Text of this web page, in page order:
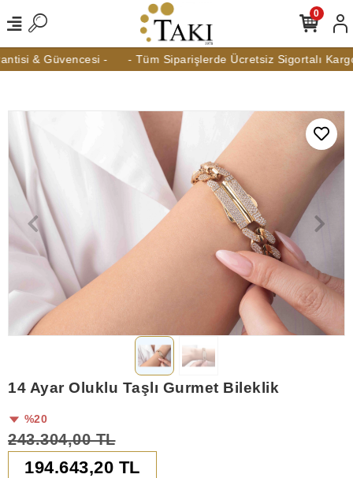
& Güvencesi - - Tüm Siparişlerde Ücretsiz Sigortalı Kargo
0
14 Ayar Oluklu Taşlı Gurmet Bileklik
%20
243.304,00 TL
194.643,20 TL